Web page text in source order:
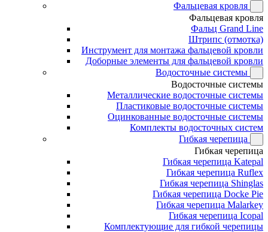
Фальцевая кровля
Фальцевая кровля
Фальц Grand Line
Штрипс (отмотка)
Инструмент для монтажа фальцевой кровли
Доборные элементы для фальцевой кровли
Водосточные системы
Водосточные системы
Металлические водосточные системы
Пластиковые водосточные системы
Оцинкованные водосточные системы
Комплекты водосточных систем
Гибкая черепица
Гибкая черепица
Гибкая черепица Katepal
Гибкая черепица Ruflex
Гибкая черепица Shinglas
Гибкая черепица Docke Pie
Гибкая черепица Malarkey
Гибкая черепица Icopal
Комплектующие для гибкой черепицы